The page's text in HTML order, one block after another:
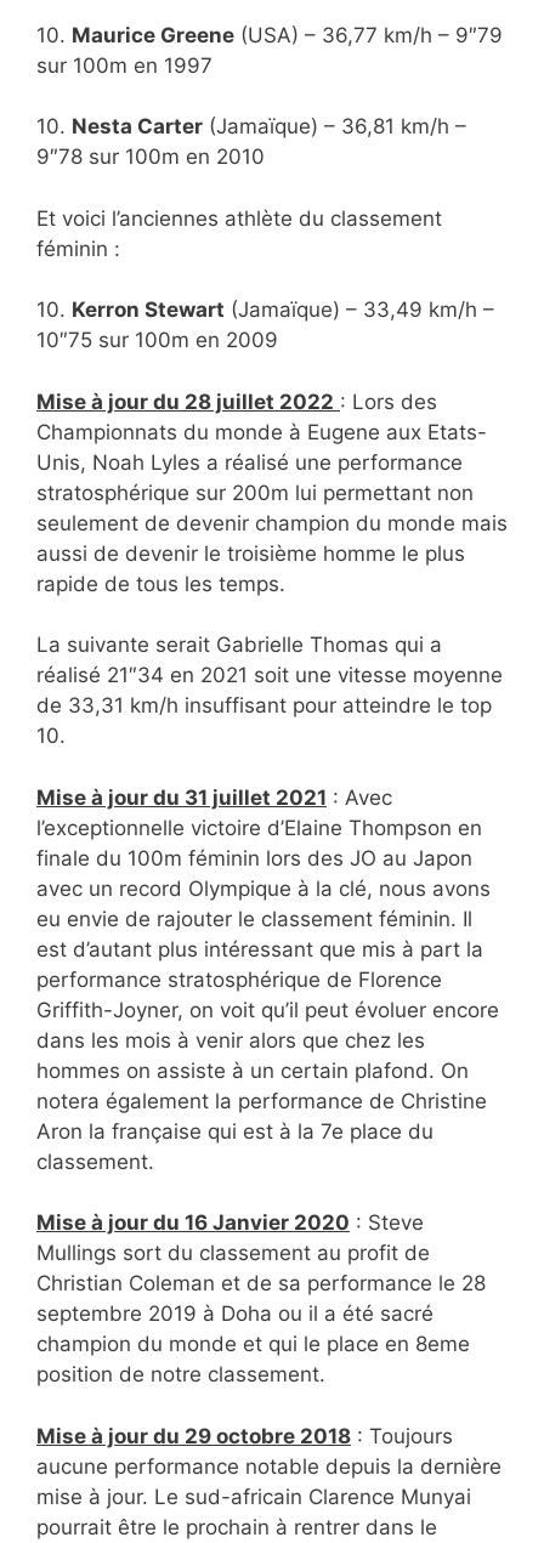
10. Maurice Greene (USA) – 36,77 km/h – 9″79
sur 100m en 1997
10. Nesta Carter (Jamaïque) – 36,81 km/h –
9″78 sur 100m en 2010
Et voici l’anciennes athlète du classement
féminin :
10. Kerron Stewart (Jamaïque) – 33,49 km/h –
10″75 sur 100m en 2009
Mise à jour du 28 juillet 2022 : Lors des
Championnats du monde à Eugene aux Etats-
Unis, Noah Lyles a réalisé une performance
stratosphérique sur 200m lui permettant non
seulement de devenir champion du monde mais
aussi de devenir le troisième homme le plus
rapide de tous les temps.
La suivante serait Gabrielle Thomas qui a
réalisé 21″34 en 2021 soit une vitesse moyenne
de 33,31 km/h insuffisant pour atteindre le top
10.
Mise à jour du 31 juillet 2021 : Avec
l’exceptionnelle victoire d’Elaine Thompson en
finale du 100m féminin lors des JO au Japon
avec un record Olympique à la clé, nous avons
eu envie de rajouter le classement féminin. Il
est d’autant plus intéressant que mis à part la
performance stratosphérique de Florence
Griffith-Joyner, on voit qu’il peut évoluer encore
dans les mois à venir alors que chez les
hommes on assiste à un certain plafond. On
notera également la performance de Christine
Aron la française qui est à la 7e place du
classement.
Mise à jour du 16 Janvier 2020 : Steve
Mullings sort du classement au profit de
Christian Coleman et de sa performance le 28
septembre 2019 à Doha ou il a été sacré
champion du monde et qui le place en 8eme
position de notre classement.
Mise à jour du 29 octobre 2018 : Toujours
aucune performance notable depuis la dernière
mise à jour. Le sud-africain Clarence Munyai
pourrait être le prochain à rentrer dans le